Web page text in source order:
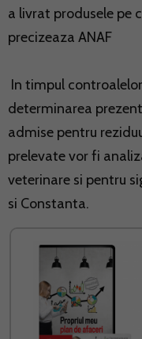
a livrat produsele pe
precizeaza ANAF
In timpul
determinarea
admise pentru
prelevate vor fi
veterinare si pentru
si Constanta.